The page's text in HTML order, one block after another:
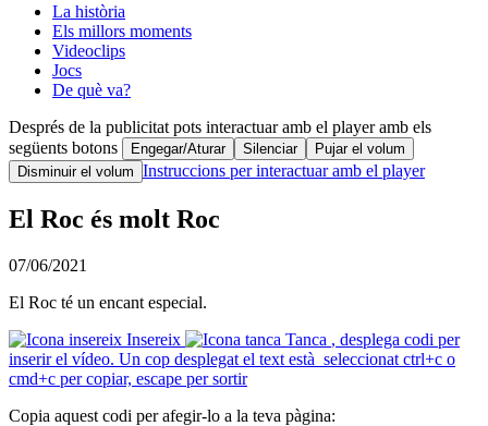
La història
Els millors moments
Videoclips
Jocs
De què va?
Després de la publicitat pots interactuar amb el player amb els
següents botons
Engegar/Aturar Silenciar
Pujar el volum
Disminuir el volum Instruccions per interactuar amb el player
El Roc és molt Roc
07/06/2021
El Roc té un encant especial.
Insereix
Tanca , desplega codi per
inserir el vídeo. Un cop desplegat el text està seleccionat ctrl+c o
cmd+c per copiar, escape per sortir
Copia aquest codi per afegir-lo a la teva pàgina: